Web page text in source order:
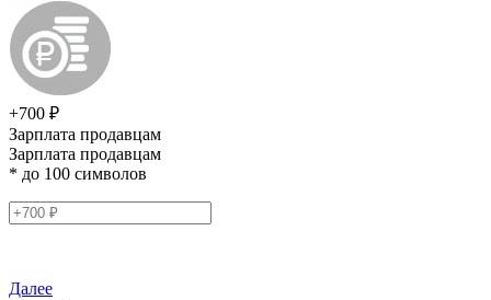
+700 ₽
Зарплата продавцам
Зарплата продавцам
* до 100 символов
Далее